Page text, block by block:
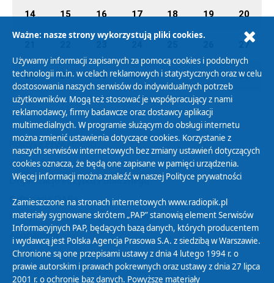
14 15 16 17 18 19 20
27
28 29 30 31 01 02 03
Polityka Prywatności
Zasady korzystania z Serwisu
Organizacje Pożytku Publicznego
Cyfryzacja DAB+
Polityka ochrony danych osobowych
Abonament
Zamówienia publiczne
Ważne: nasze strony wykorzystują pliki cookies.
Używamy informacji zapisanych za pomocą cookies i podobnych
technologii m.in. w celach reklamowych i statystycznych oraz w celu
dostosowania naszych serwisów do indywidualnych potrzeb
użytkowników. Mogą też stosować je współpracujący z nami
reklamodawcy, firmy badawcze oraz dostawcy aplikacji
multimedialnych. W programie służącym do obsługi internetu
można zmienić ustawienia dotyczące cookies. Korzystanie z
naszych serwisów internetowych bez zmiany ustawień dotyczących
cookies oznacza, że będą one zapisane w pamięci urządzenia.
Więcej informacji można znaleźć w naszej Polityce prywatności
Zamieszczone na stronach internetowych www.radiopik.pl
materiały sygnowane skrótem „PAP” stanowią element Serwisów
Informacyjnych PAP, będących bazą danych, których producentem
i wydawcą jest Polska Agencja Prasowa S.A. z siedzibą w Warszawie.
Chronione są one przepisami ustawy z dnia 4 lutego 1994 r. o
prawie autorskim i prawach pokrewnych oraz ustawy z dnia 27 lipca
2001 r. o ochronie baz danych. Powyższe materiały